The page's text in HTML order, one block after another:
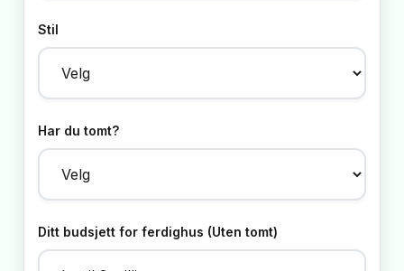
Stil
Har du tomt?
Ditt budsjett for ferdighus (Uten tomt)